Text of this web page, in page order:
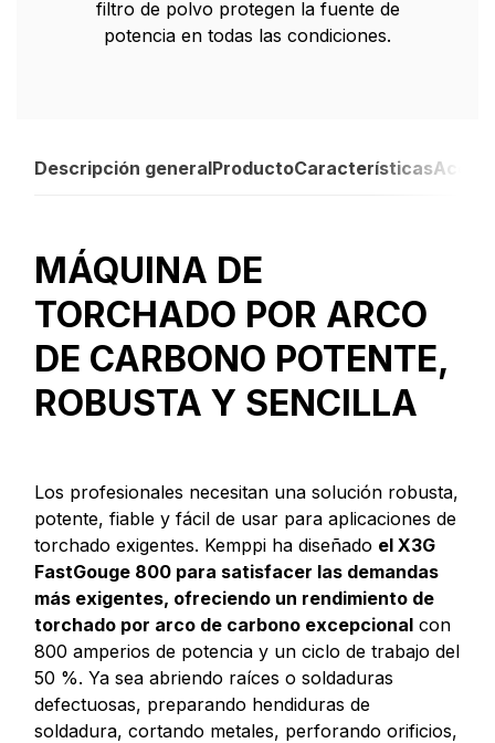
filtro de polvo protegen la fuente de
potencia en todas las condiciones.
Descripción generalProductoCaracterísticas
MÁQUINA DE
TORCHADO POR ARCO
DE CARBONO POTENTE,
ROBUSTA Y SENCILLA
Los profesionales necesitan una solución robusta,
potente, fiable y fácil de usar para aplicaciones de
torchado exigentes. Kemppi ha diseñado el X3G
FastGouge 800 para satisfacer las demandas
más exigentes, ofreciendo un rendimiento de
torchado por arco de carbono excepcional con
800 amperios de potencia y un ciclo de trabajo del
50 %. Ya sea abriendo raíces o soldaduras
defectuosas, preparando hendiduras de
soldadura, cortando metales, perforando orificios,